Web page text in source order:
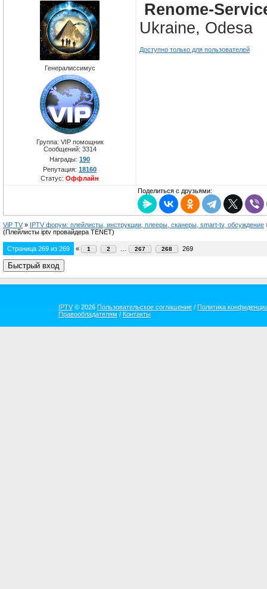
Генералиссимус
Группа: VIP помощник
Сообщений: 3314
Награды: 190
Репутация: 18160
Статус: Оффлайн
Renome-
Ukraine, Odesa
Доступно только для пользователей
Поделиться с друзьями:
ViP TV » IPTV форум: плейлисты, инструкции, плееры, сканеры, smart-tv, обсуждение
(Плейлисты iptv провайдера TENET)
Страница 269 из 269 « 1 2 267 268 269
IPTV© 2026 Пользовательское соглашение / Политика
Правообладателям / Контакты